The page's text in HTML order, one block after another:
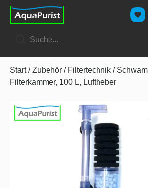
Start/Zubehör / Filtertechnik /
Filterkammer, 100 L, Luftheber